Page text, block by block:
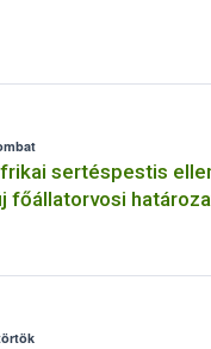
sertéspestis
főállatorvosi